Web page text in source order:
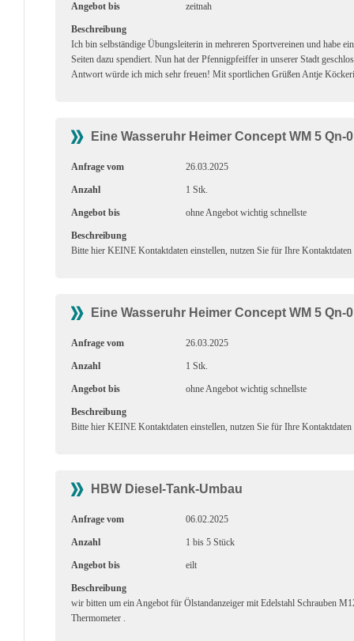
Angebot bis zeitnah
Beschreibung
Ich bin selbständige Übungsleiterin in mehreren Sportvereinen und habe
Seiten dazu spendiert. Nun hat der Pfennigpfeiffer in unserer Stadt
Antwort würde ich mich sehr freuen! Mit sportlichen Grüßen Antje
Eine Wasseruhr Heimer Concept WM 5 Qn-
Anfrage vom 26.03.2025
Anzahl 1 Stk.
Angebot bis ohne Angebot wichtig schnellste
Beschreibung
Bitte hier KEINE Kontaktdaten einstellen, nutzen Sie für Ihre
Eine Wasseruhr Heimer Concept WM 5 Qn-
Anfrage vom 26.03.2025
Anzahl 1 Stk.
Angebot bis ohne Angebot wichtig schnellste
Beschreibung
Bitte hier KEINE Kontaktdaten einstellen, nutzen Sie für Ihre
HBW Diesel-Tank-Umbau
Anfrage vom 06.02.2025
Anzahl 1 bis 5 Stück
Angebot bis eilt
Beschreibung
wir bitten um ein Angebot für Ölstandanzeiger mit Edelstahl Schrauben
Thermometer .